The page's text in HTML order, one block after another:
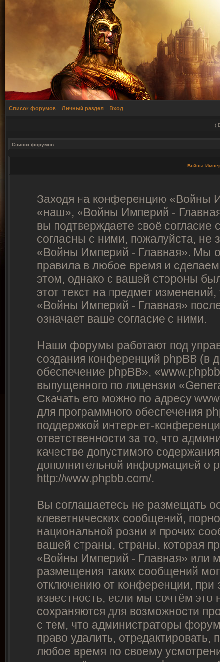
Список форумов Личный раздел Вход
(
Список форумов
Войны
Заходя на конференцию «Войны
«наш», «Войны Империй -
вы подтверждаете своё
согласны с ними, пожалуйста, не
«Войны Империй - Главная». Мы
правила в любое время и
этом, однако с вашей стороны
этот текст на предмет
«Войны Империй - Главная»
означает ваше согласие с ними.
Наши форумы работают под
создания конференций phpBB (в
обеспечение phpBB»,
выпущенного по лицензии «
Скачать его можно по адресу
для программного обеспечения
поддержкой интернет-
ответственности за то, что
качестве допустимого
дополнительной информацией о
http://www.phpbb.com/.
Вы соглашаетесь не размещать
клеветнических сообщений,
национальной розни и прочих
вашей страны, страны, которая
«Войны Империй - Главная» или
размещения таких сообщений
отключению от конференции, при
известность, если мы сочтём
сохраняются для возможности
с тем, что администраторы
право удалить,
любое время по своему